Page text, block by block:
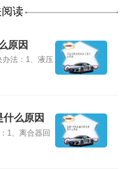
读
原因
法：1、液压
么原因
1、离合器回